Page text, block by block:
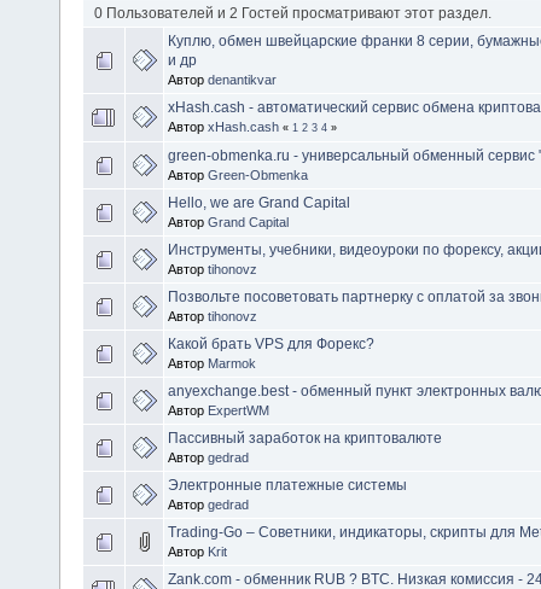
0 Пользователей и 2 Гостей просматривают этот раздел.
Куплю, обмен швейцарские франки 8 серии,
и др
Автор denantikvar
xHash.cash - автоматический сервис обмена
Автор xHash.cash « 1 2 3 4 »
green-obmenka.ru - универсальный обменный сервис
Автор Green-Obmenka
Hello, we are Grand Capital
Автор Grand Capital
Инструменты, учебники, видеоуроки по форексу,
Автор tihonovz
Позвольте посоветовать партнерку с оплатой за
Автор tihonovz
Какой брать VPS для Форекс?
Автор Marmok
anyexchange.best - обменный пункт электронных
Автор ExpertWM
Пассивный заработок на криптовалюте
Автор gedrad
Электронные платежные системы
Автор gedrad
Trading-Go – Советники, индикаторы, скрипты для
Автор Krit
Zank.com - обменник RUB ? BTC. Низкая комиссия -